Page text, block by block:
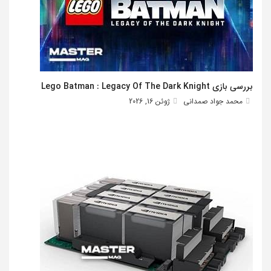
بررسی بازی Lego Batman : Legacy Of The Dark Knight
محمد جواد صمدانی ژوئن 16, 2026